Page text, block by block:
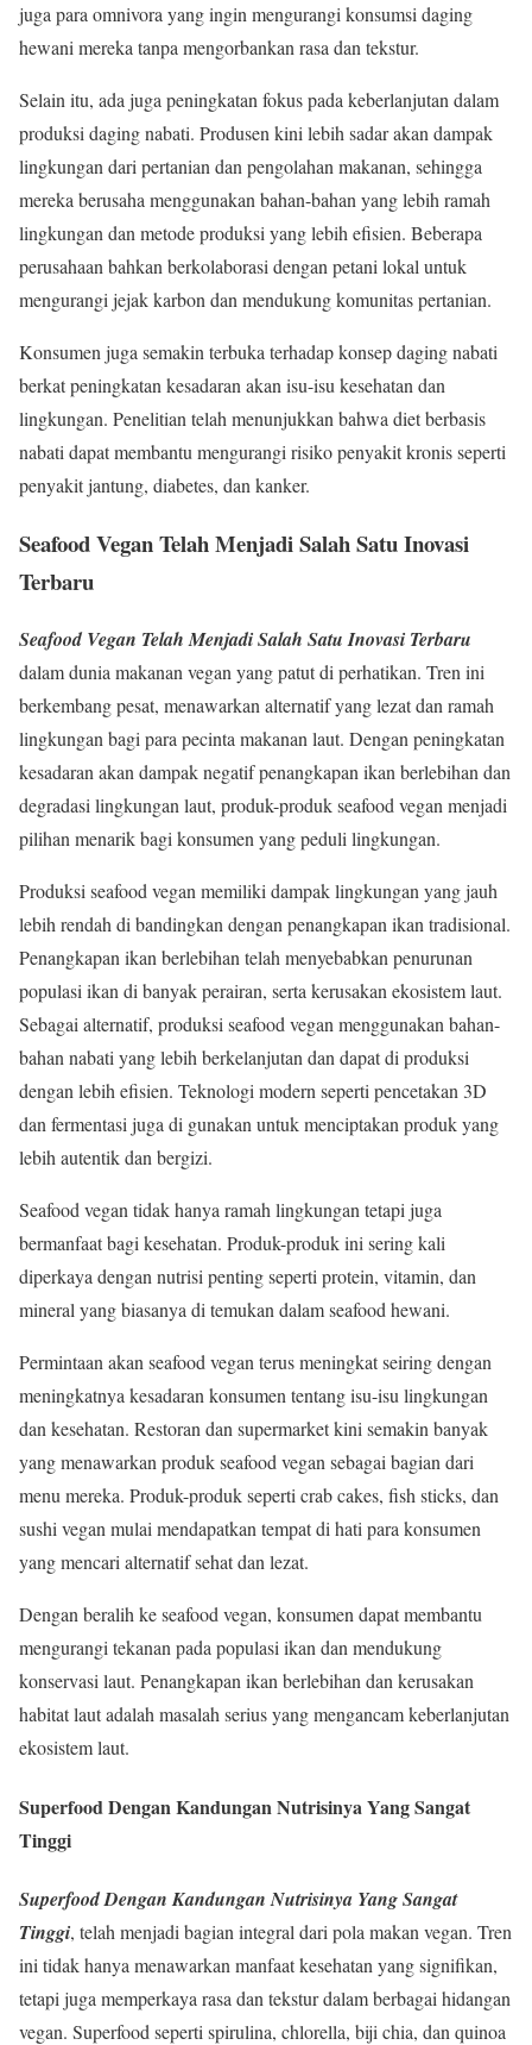
juga para omnivora yang ingin mengurangi konsumsi daging
hewani mereka tanpa mengorbankan rasa dan tekstur.
Selain itu, ada juga peningkatan fokus pada keberlanjutan dalam
produksi daging nabati. Produsen kini lebih sadar akan dampak
lingkungan dari pertanian dan pengolahan makanan, sehingga
mereka berusaha menggunakan bahan-bahan yang lebih ramah
lingkungan dan metode produksi yang lebih efisien. Beberapa
perusahaan bahkan berkolaborasi dengan petani lokal untuk
mengurangi jejak karbon dan mendukung komunitas pertanian.
Konsumen juga semakin terbuka terhadap konsep daging nabati
berkat peningkatan kesadaran akan isu-isu kesehatan dan
lingkungan. Penelitian telah menunjukkan bahwa diet berbasis
nabati dapat membantu mengurangi risiko penyakit kronis seperti
penyakit jantung, diabetes, dan kanker.
Seafood Vegan Telah Menjadi Salah Satu Inovasi
Terbaru
Seafood Vegan Telah Menjadi Salah Satu Inovasi Terbaru
dalam dunia makanan vegan yang patut di perhatikan. Tren ini
berkembang pesat, menawarkan alternatif yang lezat dan ramah
lingkungan bagi para pecinta makanan laut. Dengan peningkatan
kesadaran akan dampak negatif penangkapan ikan berlebihan dan
degradasi lingkungan laut, produk-produk seafood vegan menjadi
pilihan menarik bagi konsumen yang peduli lingkungan.
Produksi seafood vegan memiliki dampak lingkungan yang jauh
lebih rendah di bandingkan dengan penangkapan ikan tradisional.
Penangkapan ikan berlebihan telah menyebabkan penurunan
populasi ikan di banyak perairan, serta kerusakan ekosistem laut.
Sebagai alternatif, produksi seafood vegan menggunakan bahan-
bahan nabati yang lebih berkelanjutan dan dapat di produksi
dengan lebih efisien. Teknologi modern seperti pencetakan 3D
dan fermentasi juga di gunakan untuk menciptakan produk yang
lebih autentik dan bergizi.
Seafood vegan tidak hanya ramah lingkungan tetapi juga
bermanfaat bagi kesehatan. Produk-produk ini sering kali
diperkaya dengan nutrisi penting seperti protein, vitamin, dan
mineral yang biasanya di temukan dalam seafood hewani.
Permintaan akan seafood vegan terus meningkat seiring dengan
meningkatnya kesadaran konsumen tentang isu-isu lingkungan
dan kesehatan. Restoran dan supermarket kini semakin banyak
yang menawarkan produk seafood vegan sebagai bagian dari
menu mereka. Produk-produk seperti crab cakes, fish sticks, dan
sushi vegan mulai mendapatkan tempat di hati para konsumen
yang mencari alternatif sehat dan lezat.
Dengan beralih ke seafood vegan, konsumen dapat membantu
mengurangi tekanan pada populasi ikan dan mendukung
konservasi laut. Penangkapan ikan berlebihan dan kerusakan
habitat laut adalah masalah serius yang mengancam keberlanjutan
ekosistem laut.
Superfood Dengan Kandungan Nutrisinya Yang Sangat
Tinggi
Superfood Dengan Kandungan Nutrisinya Yang Sangat
Tinggi, telah menjadi bagian integral dari pola makan vegan. Tren
ini tidak hanya menawarkan manfaat kesehatan yang signifikan,
tetapi juga memperkaya rasa dan tekstur dalam berbagai hidangan
vegan. Superfood seperti spirulina, chlorella, biji chia, dan quinoa